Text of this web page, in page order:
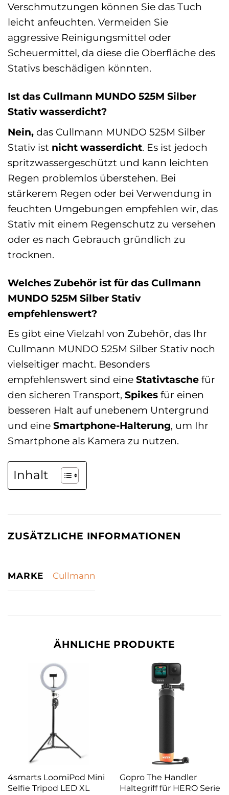
Verschmutzungen können Sie das Tuch
leicht anfeuchten. Vermeiden Sie
aggressive Reinigungsmittel oder
Scheuermittel, da diese die Oberfläche des
Stativs beschädigen könnten.
Ist das Cullmann MUNDO 525M Silber
Stativ wasserdicht?
Nein, das Cullmann MUNDO 525M Silber
Stativ ist nicht wasserdicht. Es ist jedoch
spritzwassergeschützt und kann leichten
Regen problemlos überstehen. Bei
stärkerem Regen oder bei Verwendung in
feuchten Umgebungen empfehlen wir, das
Stativ mit einem Regenschutz zu versehen
oder es nach Gebrauch gründlich zu
trocknen.
Welches Zubehör ist für das Cullmann
MUNDO 525M Silber Stativ
empfehlenswert?
Es gibt eine Vielzahl von Zubehör, das Ihr
Cullmann MUNDO 525M Silber Stativ noch
vielseitiger macht. Besonders
empfehlenswert sind eine Stativtasche für
den sicheren Transport, Spikes für einen
besseren Halt auf unebenem Untergrund
und eine Smartphone-Halterung, um Ihr
Smartphone als Kamera zu nutzen.
Inhalt
ZUSÄTZLICHE INFORMATIONEN
MARKE Cullmann
ÄHNLICHE PRODUKTE
4smarts LoomiPod Mini
Selfie Tripod LED XL
Gopro The Handler
Haltegriff für HERO Serie